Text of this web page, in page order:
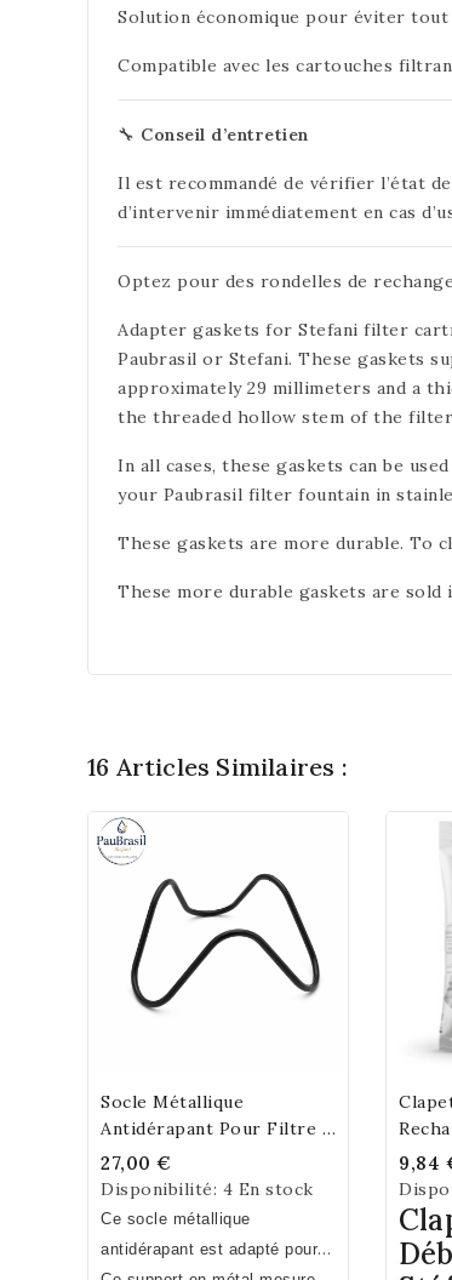
Solution économique pour éviter
Compatible avec les cartouches
🔧 Conseil d’entretien
Il est recommandé de vérifier l’état
d’intervenir immédiatement en cas
Optez pour des rondelles de
Adapter gaskets for Stefani filter
Paubrasil or Stefani. These gaskets
approximately 29 millimeters and a
the threaded hollow stem of the
In all cases, these gaskets can be
your Paubrasil filter fountain in
These gaskets are more durable. To
These more durable gaskets are sold
16 Articles Similaires :
Add To Cart
Socle Métallique
Antidérapant Pour Filtre À
Eau PAUBRASIL Terre
Cuite
27,00 €
Disponibilité: 4 En stock
Ce socle métallique
antidérapant est adapté pour
9,84